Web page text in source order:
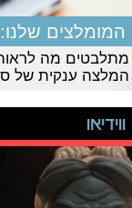
המומלצים שלנו:
מתלבטים מה
המלצה ענקית של
ווידיאו